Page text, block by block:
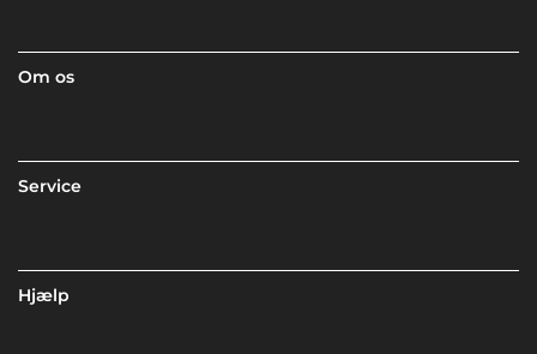
Om os
Service
Hjælp